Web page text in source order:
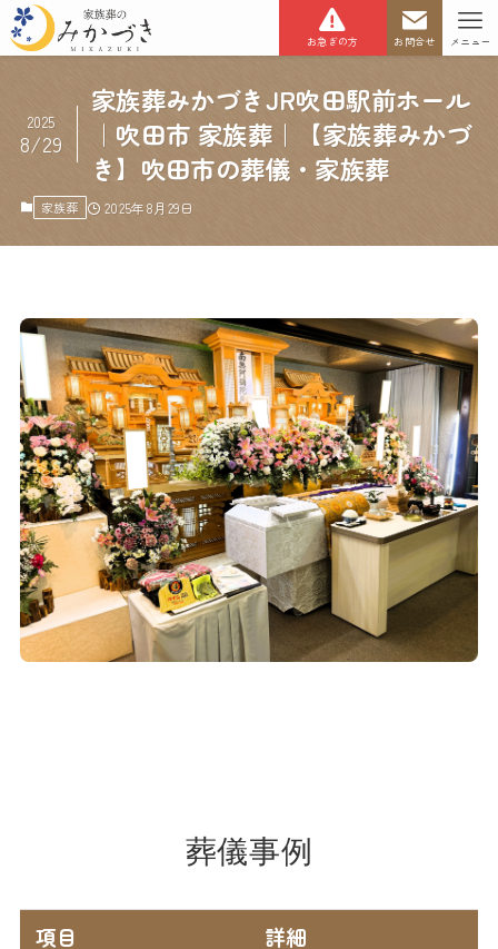
お急ぎの方 お問合せ メニュー
家族葬みかづきJR吹田駅前ホール
｜吹田市 家族葬｜【家族葬みかづ
き】吹田市の葬儀・家族葬
2025
8/29
家族葬 2025年8月29日
葬儀事例
項目
詳細